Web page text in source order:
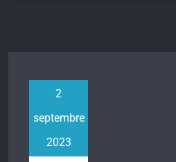
2
septembre
2023